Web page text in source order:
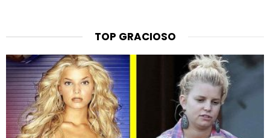
TOP GRACIOSO